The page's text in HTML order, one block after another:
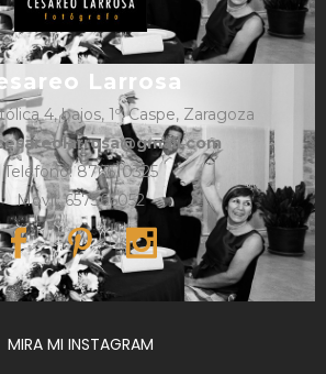
Larrosa
4, bajos, 1º, Caspe, Zaragoza
Teléfono: 876610325
Móvil: 657366052
MIRA MI INSTAGRAM